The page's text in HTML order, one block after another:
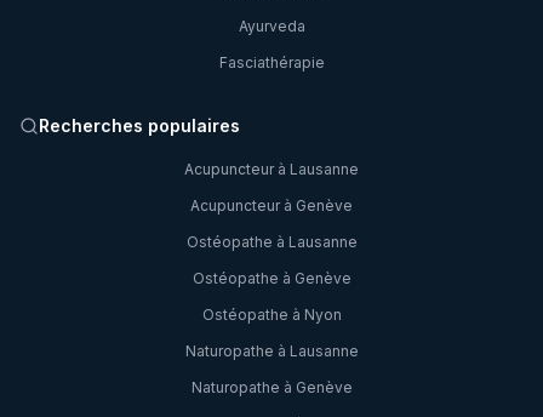
Ayurveda
Fasciathérapie
Recherches populaires
Acupuncteur à Lausanne
Acupuncteur à Genève
Ostéopathe à Lausanne
Ostéopathe à Genève
Ostéopathe à Nyon
Naturopathe à Lausanne
Naturopathe à Genève